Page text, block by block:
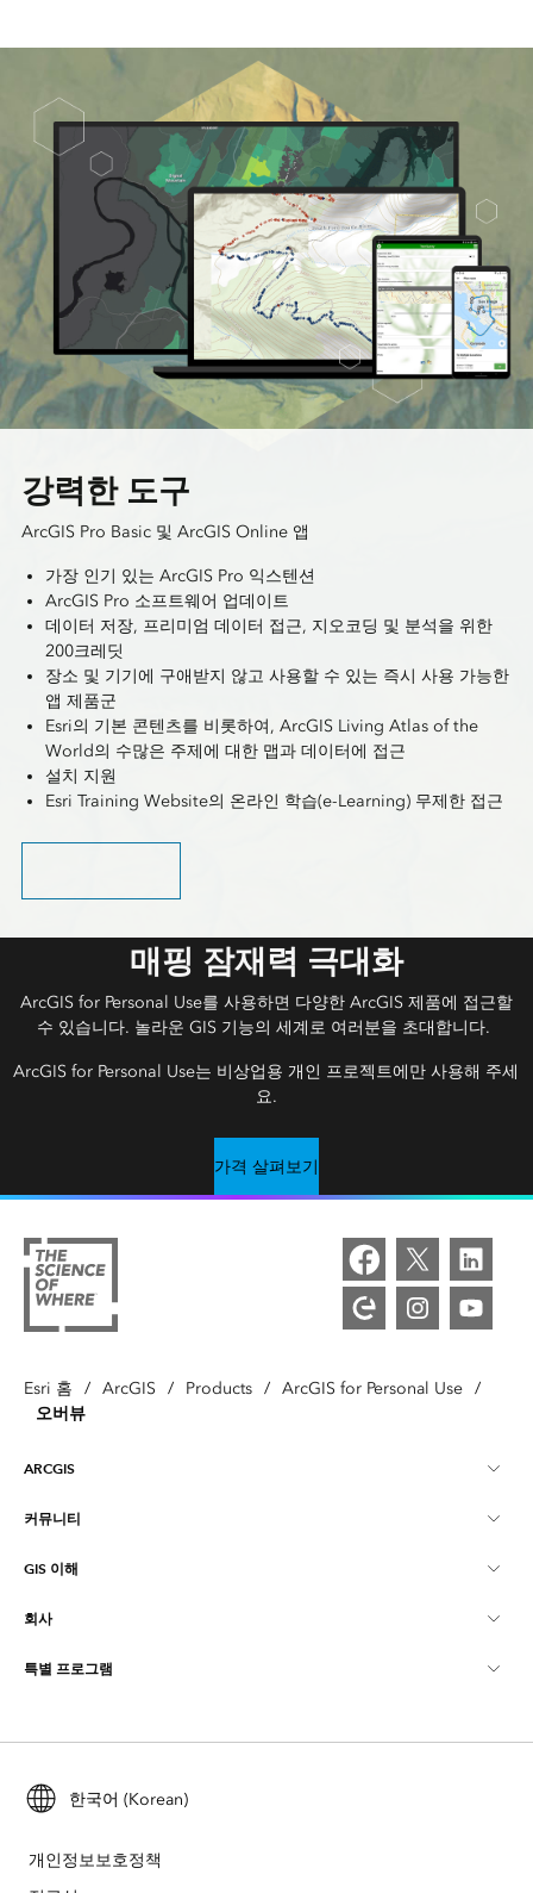
강력한 도구
ArcGIS Pro Basic 및 ArcGIS Online 앱
가장 인기 있는 ArcGIS Pro 익스텐션
ArcGIS Pro 소프트웨어 업데이트
데이터 저장, 프리미엄 데이터 접근, 지오코딩 및 분석을 위한
200크레딧
장소 및 기기에 구애받지 않고 사용할 수 있는 즉시 사용 가능한
앱 제품군
Esri의 기본 콘텐츠를 비롯하여, ArcGIS Living Atlas of the
World의 수많은 주제에 대한 맵과 데이터에 접근
설치 지원
Esri Training Website의 온라인 학습(e-Learning) 무제한 접근
매핑 잠재력 극대화
ArcGIS for Personal Use를 사용하면 다양한 ArcGIS 제품에 접근할
수 있습니다. 놀라운 GIS 기능의 세계로 여러분을 초대합니다.
ArcGIS for Personal Use는 비상업용 개인 프로젝트에만 사용해 주세
요.
가격 살펴보기
Esri 홈 / ArcGIS / Products / ArcGIS for Personal Use /
오버뷰
ARCGIS
ArcGIS Overview
Developer Technology
ArcGIS Location Platform
커뮤니티
Esri 커뮤니티
ArcGIS Blog
사용자 리서치 및 테스트
Esri Young Professionals Network
이벤트
GIS 이해
GIS란?
로케이션 인텔리전스
ArcUser
ArcNews
회사
Esri 정보
채용
특별 프로그램
ArcGIS for Student Use
한국어 (Korean)
개인정보보호정책